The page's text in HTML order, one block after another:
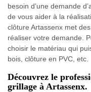
besoin d’une demande
de vous aider à la
clôture Artassenx met
réaliser votre demande.
choisir le matériau qui
bois, clôture en PVC, etc.
Découvrez le
grillage à Artassenx.